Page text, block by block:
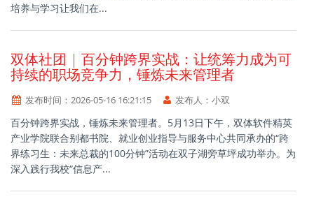
培养与学习让我们在...
双体社团 | 百分钟跨界实战：让统筹力成为可
持续的职场竞争力，锤炼未来管理者
发布时间： 2026-05-16 16:21:15 发布人： 小双
百分钟跨界实战，锤炼未来管理者。5月13日下午，双体软件精英
产业学院联合别都书院、就业创业指导与服务中心共同承办的“跨
界练习生：未来总裁的100分钟”活动在双子湖旁草坪成功举办。为
深入践行我校“信息产...